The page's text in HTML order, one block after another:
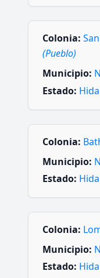
Colonia:
(Pueblo)
Municipio:
Estado:
Colonia:
Municipio:
Estado:
Colonia:
Municipio:
Estado: